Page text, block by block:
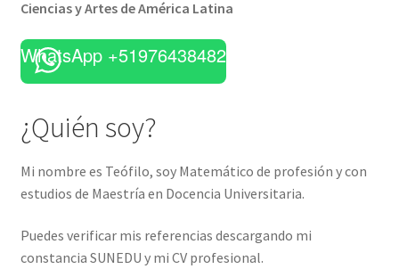
Ciencias y Artes de América Latina
WhatsApp +51976438482
¿Quién soy?
Mi nombre es Teófilo, soy Matemático de profesión y con
estudios de Maestría en Docencia Universitaria.
Puedes verificar mis referencias descargando mi
constancia SUNEDU y mi CV profesional.